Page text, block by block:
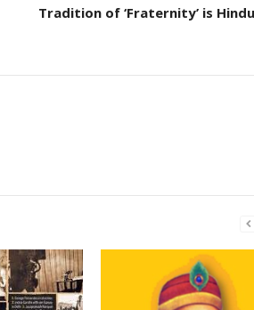
Tradition of ‘Fraternity’ is